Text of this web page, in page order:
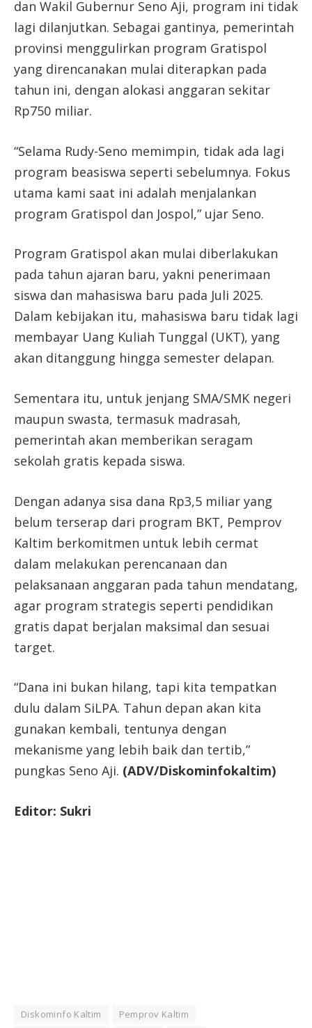
dan Wakil Gubernur Seno Aji, program ini tidak
lagi dilanjutkan. Sebagai gantinya, pemerintah
provinsi menggulirkan program Gratispol
yang direncanakan mulai diterapkan pada
tahun ini, dengan alokasi anggaran sekitar
Rp750 miliar.
“Selama Rudy-Seno memimpin, tidak ada lagi
program beasiswa seperti sebelumnya. Fokus
utama kami saat ini adalah menjalankan
program Gratispol dan Jospol,” ujar Seno.
Program Gratispol akan mulai diberlakukan
pada tahun ajaran baru, yakni penerimaan
siswa dan mahasiswa baru pada Juli 2025.
Dalam kebijakan itu, mahasiswa baru tidak lagi
membayar Uang Kuliah Tunggal (UKT), yang
akan ditanggung hingga semester delapan.
Sementara itu, untuk jenjang SMA/SMK negeri
maupun swasta, termasuk madrasah,
pemerintah akan memberikan seragam
sekolah gratis kepada siswa.
Dengan adanya sisa dana Rp3,5 miliar yang
belum terserap dari program BKT, Pemprov
Kaltim berkomitmen untuk lebih cermat
dalam melakukan perencanaan dan
pelaksanaan anggaran pada tahun mendatang,
agar program strategis seperti pendidikan
gratis dapat berjalan maksimal dan sesuai
target.
“Dana ini bukan hilang, tapi kita tempatkan
dulu dalam SiLPA. Tahun depan akan kita
gunakan kembali, tentunya dengan
mekanisme yang lebih baik dan tertib,”
pungkas Seno Aji. (ADV/Diskominfokaltim)
Editor: Sukri
Diskominfo Kaltim
Pemprov Kaltim